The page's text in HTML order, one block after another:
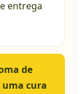
entrega
de
cura